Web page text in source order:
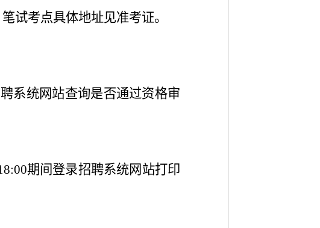
试考点具体地址见准考证。
系统网站查询是否通过资格审
期间登录招聘系统网站打印